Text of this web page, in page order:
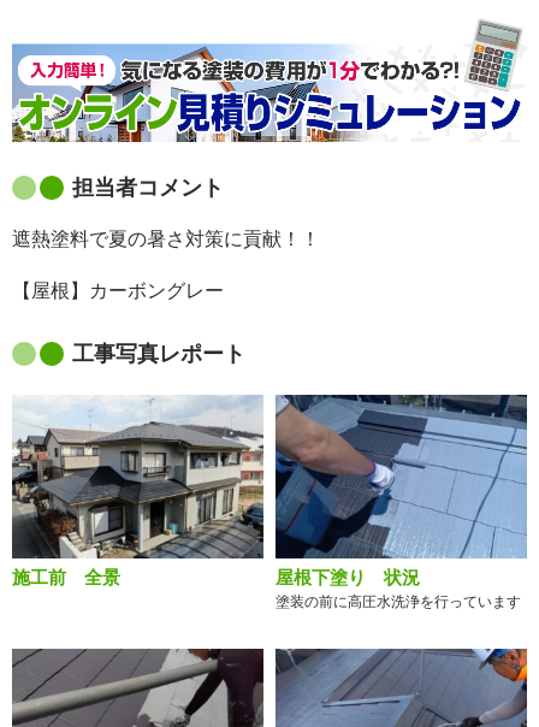
担当者コメント
遮熱塗料で夏の暑さ対策に貢献！！
【屋根】カーボングレー
工事写真レポート
施工前 全景 屋根下塗り 状況
塗装の前に高圧水洗浄を行っています